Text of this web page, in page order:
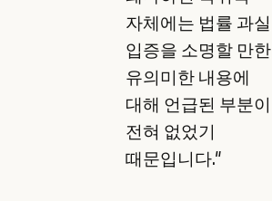
자체에는 법률 과실
입증을 소명할 만한
유의미한 내용에
대해 언급된 부분이
전혀 없었기
때문입니다."